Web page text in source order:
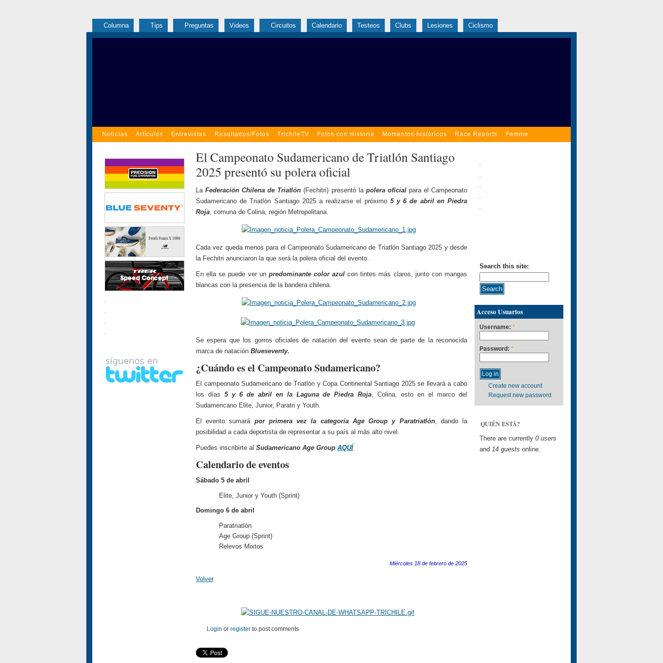
Columna Tips Preguntas Videos Circuitos Calendario Testeos Clubs Lesiones Ciclismo
Noticias Artículos Entrevistas Resultados/Fotos TrichileTV Fotos con Historia Momentos históricos Race Reports Femme
El Campeonato Sudamericano de Triatlón Santiago
2025 presentó su polera oficial
LaFederación Chilena de Triatlón (Fechitri) presentó la polera oficialpara el Campeonato
Sudamericano de Triatlón Santiago 2025 a realizarse el próximo 5 y 6 de abril en Piedra
Roja, comuna de Colina, región Metropolitana.
Cada vez queda menos para el Campeonato Sudamericano de Triatlón Santiago 2025 y desde
la Fechitri anunciaron la que será la polera oficial del evento.
En ella se puede ver un predominante color azul con tintes más claros, junto con mangas
blancas con la presencia de la bandera chilena.
Se espera que los gorros oficiales de natación del evento sean de parte de la reconocida
marca de natación Blueseventy.
¿Cuándo es el Campeonato Sudamericano?
El campeonato Sudamericano de Triatlón y Copa Continental Santiago 2025 se llevará a cabo
los días 5 y 6 de abril en la Laguna de Piedra Roja, Colina, esto en el marco del
Sudamericano Elite, Junior, Paratri y Youth.
El evento sumará por primera vez la categoría Age Group y Paratriatlón, dando la
posibilidad a cada deportista de representar a su país al más alto nivel.
Puedes inscribirte al Sudamericano Age Group AQUÍ
Calendario de eventos
Sábado 5 de abril
Elite, Junior y Youth (Sprint)
Domingo 6 de abril
Paratriatlón
Age Group (Sprint)
Relevos Mixtos
Miércoles 18 de febrero de 2025
Volver
Login or register to post comments
Search this site:
Acceso Usuarios
Username: *
Password: *
Create new account
Request new password
QUIÉN ESTÁ?
There are currently 0 users
and 14 guests online.